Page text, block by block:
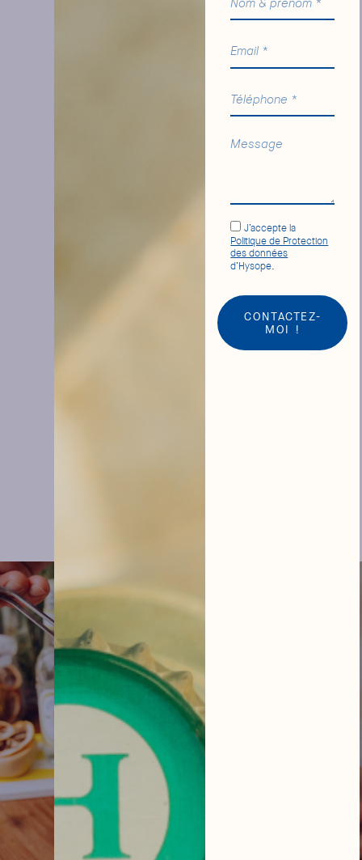
J’accepte la
Politique de Protection
des données
d’Hysope.
CONTACTEZ-
MOI !